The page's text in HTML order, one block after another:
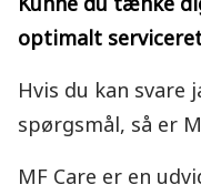
optimalt
Hvis du kan svare
spørgsmål, så er
MF Care er en